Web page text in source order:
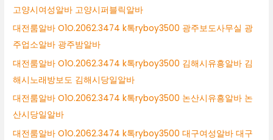
고양시여성알바 고양시퍼블릭알바
대전룸알바 O1O.2062.3474 k톡ryboy3500 광주보도사무실 광
주업소알바 광주밤알바
대전룸알바 O1O.2062.3474 k톡ryboy3500 김해시유흥알바 김
해시노래방보도 김해시당일알바
대전룸알바 O1O.2062.3474 k톡ryboy3500 논산시유흥알바 논
산시당일알바
대전룸알바 O1O.2062.3474 k톡ryboy3500 대구여성알바 대구